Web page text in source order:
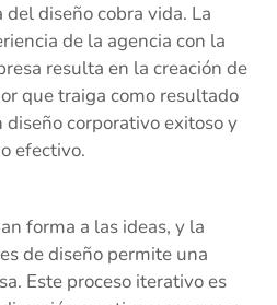
diseño cobra vida. La
de la agencia con la
resulta en la creación de
que traiga como resultado
corporativo exitoso y
efectivo.
forma a las ideas, y la
de diseño permite una
Este proceso iterativo es